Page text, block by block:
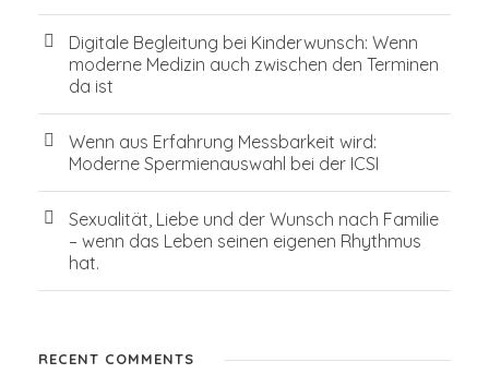
Digitale Begleitung bei Kinderwunsch: Wenn
moderne Medizin auch zwischen den Terminen
da ist
Wenn aus Erfahrung Messbarkeit wird:
Moderne Spermienauswahl bei der ICSI
Sexualität, Liebe und der Wunsch nach Familie
– wenn das Leben seinen eigenen Rhythmus
hat.
RECENT COMMENTS